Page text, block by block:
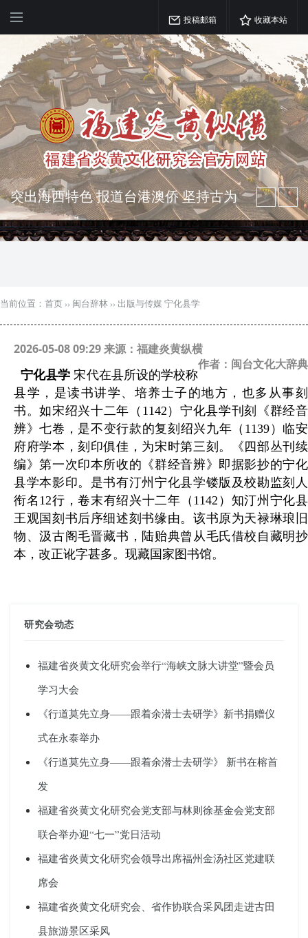
投稿邮箱 收藏本站
突出海西特色 报道台港澳侨 坚持古为
今用 力求雅俗共赏
弘扬优秀文化 振奋民族精神 介绍民族
瑰宝 宣传中华精英
当前位置： 首页 ›› 闽台辞林 ›› 出版与传媒 宁化县学
2026-05-08 09:29 来源：福建炎黄纵横
作者：闽台文化大辞典
宁化县学宋代在县所设的学校称
县学，是读书讲学、培养士子的地方，也多从事刻
书。如宋绍兴十二年（ 1142 ）宁化县学刊刻《群经音
辨》七卷，是不变行款的复刻绍兴九年（ 1139 ）临安
府府学本，刻印俱佳，为宋时第三刻。《四部丛刊续
编》第一次印本所收的《群经音辨》即据影抄的宁化
县学本影印。是书有汀州宁化县学镂版及校勘监刻人
衔名 12行，卷末有绍兴十二年（ 1142 ）知汀州宁化县
王观国刻书后序细述刻书缘由。该书原为天禄琳琅旧
物、汲古阁毛晋藏书，陆贻典曾从毛氏借校自藏明抄
本，改正讹字甚多。现藏国家图书馆。
研究会动态
福建省炎黄文化研究会举行“海峡文脉大讲堂”暨会员
学习大会
《行道莫先立身——跟着余潜士去研学》新书捐赠仪
式在永泰举办
《行道莫先立身——跟着余潜士去研学》 新书在榕首
发
福建省炎黄文化研究会党支部与林则徐基金会党支部
联合举办迎“七一”党日活动
福建省炎黄文化研究会领导出席福州金汤社区党建联
席会
福建省炎黄文化研究会、省作协联合采风团走进古田
县旅游景区采风